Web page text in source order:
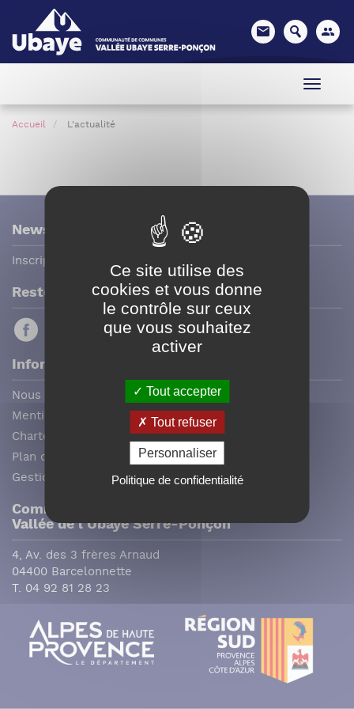
Accueil L'actualité
Newsletter
Inscription / Désinscription
Restez connecté
Informations
Nous contacter
Mentions légales
Charte graphique
Plan du site
Gestion des cookies
Communauté de communes
Vallée de l´ Ubaye Serre-Ponçon
4, Av. des 3 frères Arnaud
04400 Barcelonnette
T. 04 92 81 28 23
Panneau de gestion des cookies
Ce site utilise des
cookies et vous donne
le contrôle sur ceux
que vous souhaitez
activer
Tout accepter
Tout refuser
Personnaliser
Politique de confidentialité